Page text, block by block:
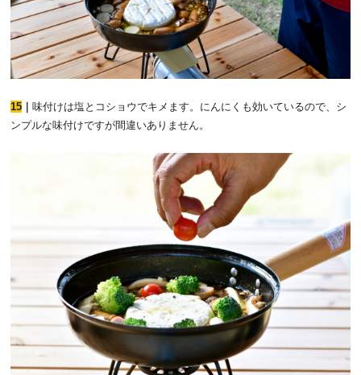
15 ｜味付けは塩とコショウでキメます。にんにくも効いているので、シ
ンプルな味付けですが間違いありません。